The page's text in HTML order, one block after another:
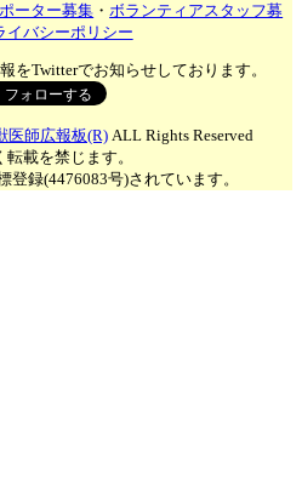
ーター募集 ・ボランティアスタッフ募
イバシーポリシー
をTwitterでお知らせしております。
医師広報板(R)ALL Rights Reserved
転載を禁じます。
登録(4476083号)されています。